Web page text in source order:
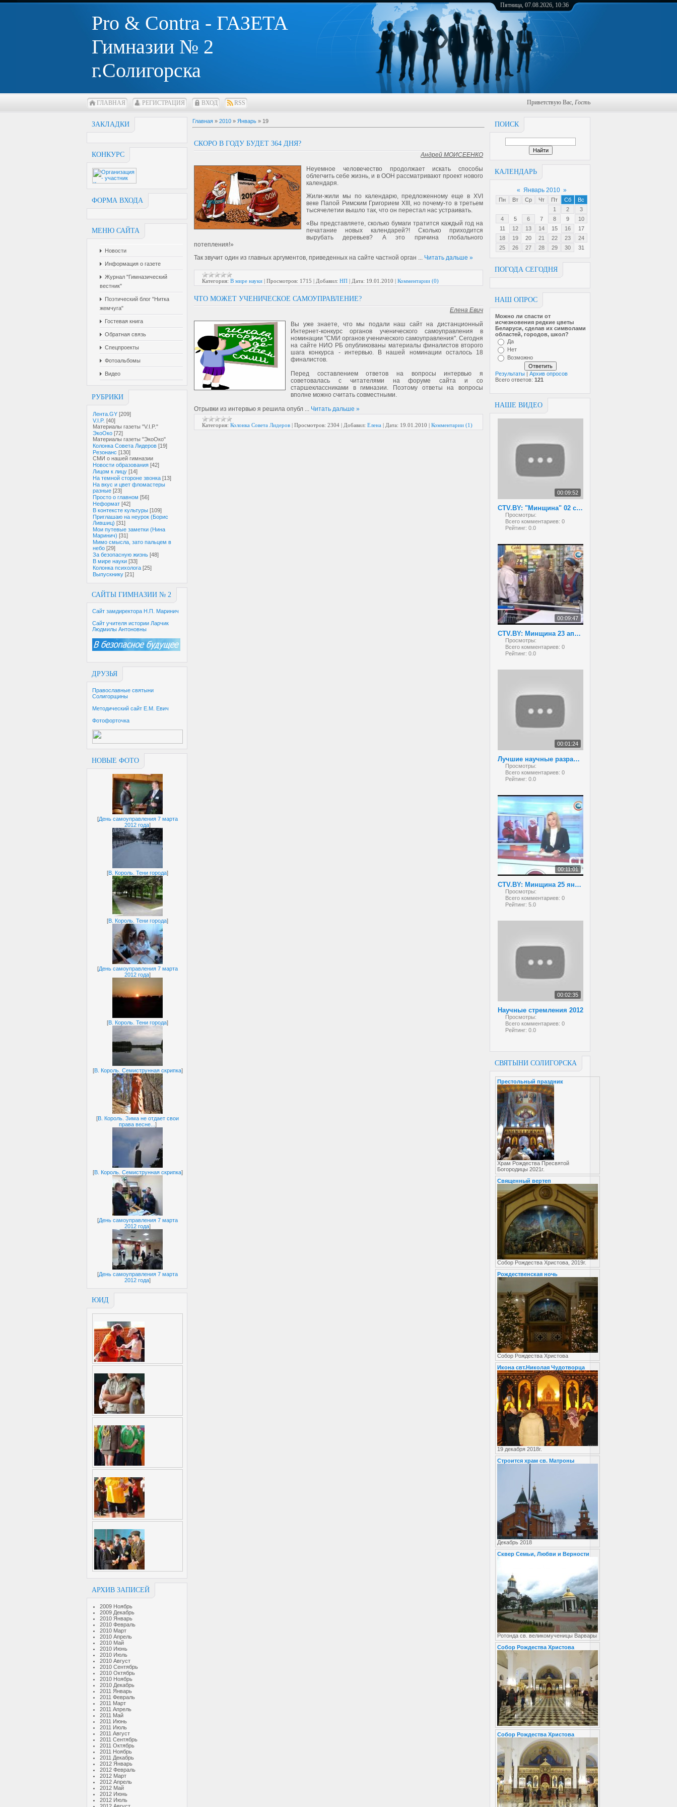
Pro & Contra - ГАЗЕТА
Гимназии № 2
г.Солигорска
Пятница, 07.08.2026, 10:36
ГЛАВНАЯ РЕГИСТРАЦИЯ ВХОД RSS Приветствую Вас, Гость
ЗАКЛАДКИ
КОНКУРС
ФОРМА ВХОДА
МЕНЮ САЙТА
Новости
Информация о газете
Журнал "Гимназический
вестник"
Поэтический блог "Нитка
жемчуга"
Гостевая книга
Обратная связь
Спецпроекты
Фотоальбомы
Видео
РУБРИКИ
Лента.GY [209]
V.I.P. [40]
Материалы газеты "V.I.P."
ЭкоОко [72]
Материалы газеты "ЭкоОко"
Колонка Совета Лидеров [19]
Резонанс [130]
СМИ о нашей гимназии
Новости образования [42]
Лицом к лицу [14]
На темной стороне звонка [13]
На вкус и цвет фломастеры
разные [23]
Просто о главном [56]
Неформат [42]
В контексте культуры [109]
Приглашаю на неурок (Борис
Лившиц) [31]
Мои путевые заметки (Нина
Маринич) [31]
Мимо смысла, зато пальцем в
небо [29]
За безопасную жизнь [48]
В мире науки [33]
Колонка психолога [25]
Выпускнику [21]
САЙТЫ ГИМНАЗИИ № 2
Сайт замдиректора Н.П. Маринич
Сайт учителя истории Ларчик
Людмилы Антоновны
ДРУЗЬЯ
Православные святыни
Солигорщины
Методический сайт Е.М. Евич
Фотофорточка
НОВЫЕ ФОТО
[День самоуправления 7 марта
2012 года]
[В. Король. Тени города]
[В. Король. Тени города]
[День самоуправления 7 марта
2012 года]
[В. Король. Тени города]
[В. Король. Семиструнная скрипка]
[В. Король. Зима не отдает свои
права весне... ]
[В. Король. Семиструнная скрипка]
[День самоуправления 7 марта
2012 года]
[День самоуправления 7 марта
2012 года]
ЮИД
АРХИВ ЗАПИСЕЙ
2009 Ноябрь
2009 Декабрь
2010 Январь
2010 Февраль
2010 Март
2010 Апрель
2010 Май
2010 Июнь
2010 Июль
2010 Август
2010 Сентябрь
2010 Октябрь
2010 Ноябрь
2010 Декабрь
2011 Январь
2011 Февраль
2011 Март
2011 Апрель
2011 Май
2011 Июнь
2011 Июль
2011 Август
2011 Сентябрь
2011 Октябрь
2011 Ноябрь
2011 Декабрь
2012 Январь
2012 Февраль
2012 Март
2012 Апрель
2012 Май
2012 Июнь
2012 Июль
ПОИСК
КАЛЕНДАРЬ
« Январь 2010 »
Пн Вт Ср Чт Пт Сб
Вс
1
2
3
4
5 6 7 8 9
10
11
12 13 14 15 16
17
18
19 20 21 22 23
24
25
26 27 28 29 30 31
ПОГОДА СЕГОДНЯ
НАШ ОПРОС
Можно ли спасти от
исчезновен­ия редкие цветы
Беларуси, сделав их символами
областей, городов, школ?
Да
Нет
Возможно
Результаты | Архив опросов
Всего ответов: 121
НАШЕ ВИДЕО
00:09:52
CTV.BY: "Минщина" 02 сентября 2013 года
Просмотры:
Всего комментариев: 0
Рейтинг: 0.0
00:09:47
CTV.BY: Минщина 23 апреля 2013
Просмотры:
Всего комментариев: 0
Рейтинг: 0.0
00:01:24
Лучшие научные разработки белорусских школьников
Просмотры:
Всего комментариев: 0
Рейтинг: 0.0
00:11:01
CTV.BY: Минщина 25 января 2013
Просмотры:
Всего комментариев: 0
Рейтинг: 5.0
00:02:35
Научные стремления 2012
Просмотры:
Всего комментариев: 0
Рейтинг: 0.0
СВЯТЫНИ СОЛИГОРСКА
Престольный праздник
Храм Рождества Пресвятой
Богородицы 2021г.
Священный вертеп
Собор Рождества Христова, 2019г.
Рождественская ночь
Собор Рождества Христова
Икона свт.Николая Чудотворца
19 декабря 2018г.
Строится храм св. Матроны
Декабрь 2018
Сквер Семьи, Любви и Верности
Ротонда св. великомученицы Варвары
Собор Рождества Христова
Собор Рождества Христова
Главная » 2010 » Январь » 19
СКОРО В ГОДУ БУДЕТ 364 ДНЯ?
Андрей МОИСЕЕНКО
Неуемное человечество продолжает искать способы
облегчить себе жизнь, и в ООН рассматривают проект нового
календаря.
Жили-жили мы по календарю, предложенному еще в XVI
веке Папой Римским Григорием XIII, но почему-то в третьем
тысячелетии вышло так, что он перестал нас устраивать.
«Вы представляете, сколько бумаги тратится каждый год на
печатание новых календарей?! Сколько приходится
вырубать деревьев? А это причина глобального
потепления!»
Так звучит один из главных аргументов, приведенных на сайте частной орган
Читать дальше »
Категория: В мире науки | Просмотров: 1715 | Добавил: НП | Дата: 19.01.2010 | Комментарии (0)
ЧТО МОЖЕТ УЧЕНИЧЕСКОЕ САМОУПРАВЛЕНИЕ?
Елена Евич
Вы уже знаете, что мы подали наш сайт на дистанционный
Интернет-конкурс органов ученического самоуправления в
номинации "СМИ органов ученического самоуправления". Сегодня
на сайте НИО РБ опубликованы материалы финалистов второго
шага конкурса - интервью. В нашей номинации осталось 18
финалистов.
Перед составлением ответов на вопросы интервью я
советовалась с читателями на форуме сайта и со
старшеклассниками в гимназии. Поэтому ответы на вопросы
вполне можно считать совместными.
Отрывки из интервью я решила опубл
Читать дальше »
Категория: Колонка Совета Лидеров | Просмотров: 2304 | Добавил: Елена | Дата: 19.01.2010 | Комментарии (1)